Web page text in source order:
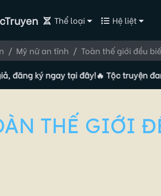
Thể loại Hệ liệt
Mỹ nữ an tĩnh Toàn thế giới đều
ký ngay tại đây!🔥 Tộc truyện đang
THẾ GIỚI